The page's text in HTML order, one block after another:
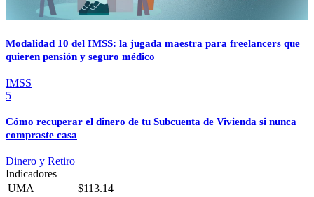
Modalidad 10 del IMSS: la jugada maestra para freelancers que
quieren pensión y seguro médico
IMSS
5
Cómo recuperar el dinero de tu Subcuenta de Vivienda si nunca
compraste casa
Dinero y Retiro
Indicadores
UMA
$113.14